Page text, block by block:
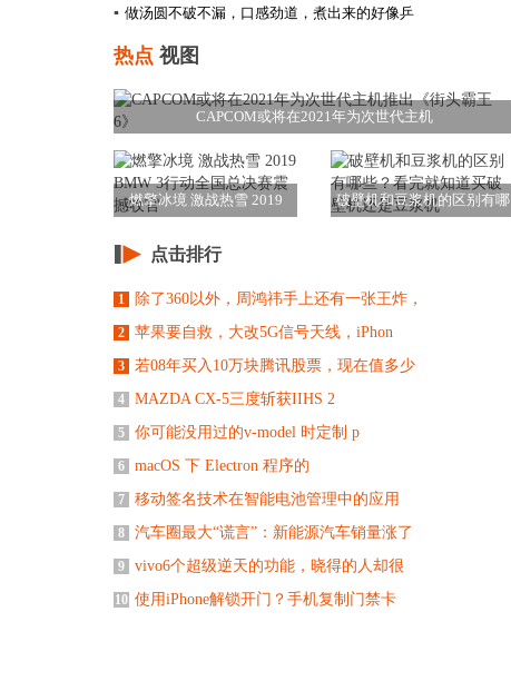
▪ 做汤圆不破不漏，口感劲道，煮出来的好像乒
热点 视图
CAPCOM或将在2021年为次世代主机
燃擎冰境 激战热雪 2019
破壁机和豆浆机的区别有哪
点击排行
1 除了360以外，周鸿祎手上还有一张王炸，
2 苹果要自救，大改5G信号天线，iPhon
3 若08年买入10万块腾讯股票，现在值多少
4 MAZDA CX-5三度斩获IIHS 2
5 你可能没用过的v-model 时定制 p
6 macOS 下 Electron 程序的
7 移动签名技术在智能电池管理中的应用
8 汽车圈最大“谎言”：新能源汽车销量涨了
9 vivo6个超级逆天的功能，晓得的人却很
10 使用iPhone解锁开门？手机复制门禁卡